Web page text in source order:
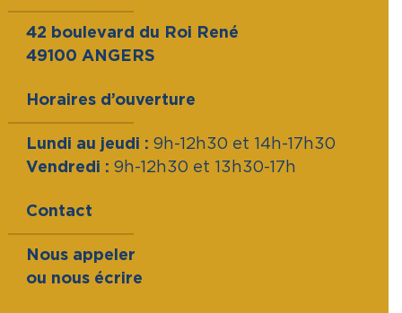
42 boulevard du Roi René
49100 ANGERS
Horaires d’ouverture
Lundi au jeudi : 9h-12h30 et 14h-17h30
Vendredi : 9h-12h30 et 13h30-17h
Contact
Nous appeler
ou nous écrire